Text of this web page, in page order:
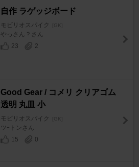
自作 ラゲッジボード
モビリオスパイク [GK]
やっさん？さん
23
2
Good Gear / コメリ クリアゴム
透明 丸皿 小
モビリオスパイク [GK]
ツｰトンさん
15
0